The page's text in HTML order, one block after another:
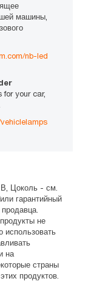
машины,
nb-led
for your car,
Цоколь - см.
гарантийный
не
использовать
на
страны
продуктов.